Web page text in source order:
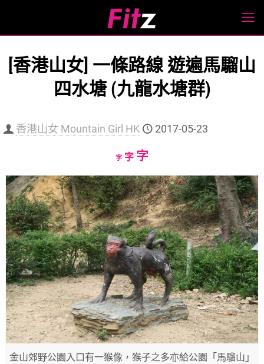
[香港山女] 一條路線 遊遍馬騮山
四水塘 (九龍水塘群)
香港山女 Mountain Girl HK 2017-05-23
字Decrease
size.
字Reset
size.
字Increase
size.
金山郊野公園入口有一猴像，猴子之多亦給公園「馬騮山」